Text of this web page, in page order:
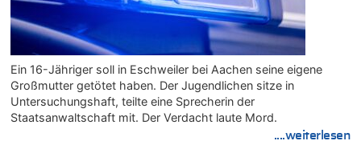
Ein 16-Jähriger soll in Eschweiler bei Aachen seine eigene
Großmutter getötet haben. Der Jugendlichen sitze in
Untersuchungshaft, teilte eine Sprecherin der
Staatsanwaltschaft mit. Der Verdacht laute Mord.
....weiterlesen